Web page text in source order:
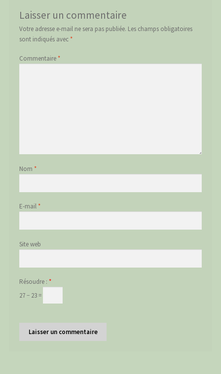
Laisser un commentaire
Votre adresse e-mail ne sera pas publiée. Les champs obligatoires
sont indiqués avec *
Commentaire *
Nom *
E-mail *
Site web
Résoudre : *
27 − 23 =